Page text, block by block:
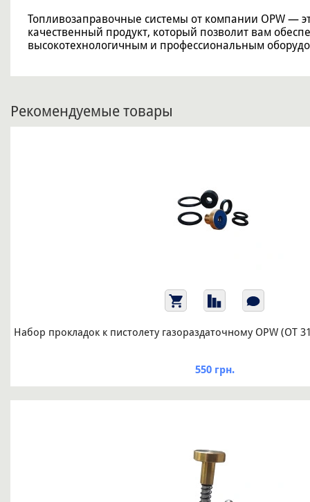
Топливозаправочные системы от компании OPW —
качественный продукт, который позволит вам
высокотехнологичным и профессиональным
Рекомендуемые товары
Набор прокладок к пистолету газораздаточному OPW (ОТ
550 грн.